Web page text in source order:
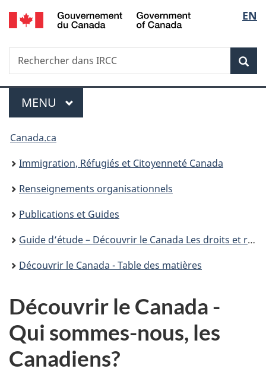
Passer
au
Passer
à
du
Passer
à
simplifiée
de
la
EN
Recherche
Rechercher
dans
Menu
MENU PRINCIPAL
Vous
êtes
ici :
Canada.ca
Immigration, Réfugiés et Citoyenneté Canada
Renseignements organisationnels
Publications et Guides
Guide d’étude – Découvrir le Canada Les droits et responsabilités liés à la citoyenneté
Découvrir le Canada - Table des matières
Découvrir le Canada -
Qui sommes-nous, les
Canadiens?